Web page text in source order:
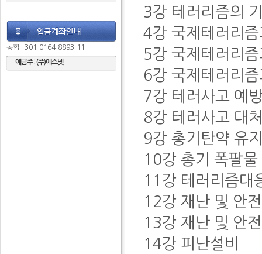
농협 : 301-0164-8893-11
예금주 : (주)에스넷
3강 테러리즘의
4강 국제테러리
5강 국제테러리
6강 국제테러리
7강 테러사고 예
8강 테러사고 대
9강 총기탄약 유
10강 총기 폭팔물
11강 테러리즘대
12강 재난 및 안
13강 재난 및 안
14강 피난설비